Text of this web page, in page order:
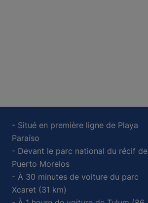
- Situé en première ligne de Playa
Paraíso
- Devant le parc national du récif de
Puerto Morelos
- À 30 minutes de voiture du parc
Xcaret (31 km)